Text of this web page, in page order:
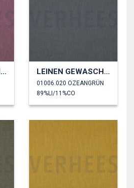
LEINEN GEWASCHEN 170 GM2 LEINEN GEWASCHEN 170 GM2
01006.020 OZEANGRÜN
89%LI/11%CO